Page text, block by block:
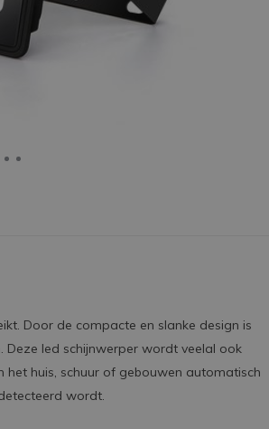
Door de compacte en slanke design is
led schijnwerper wordt veelal ook
huis, schuur of gebouwen automatisch
wordt.